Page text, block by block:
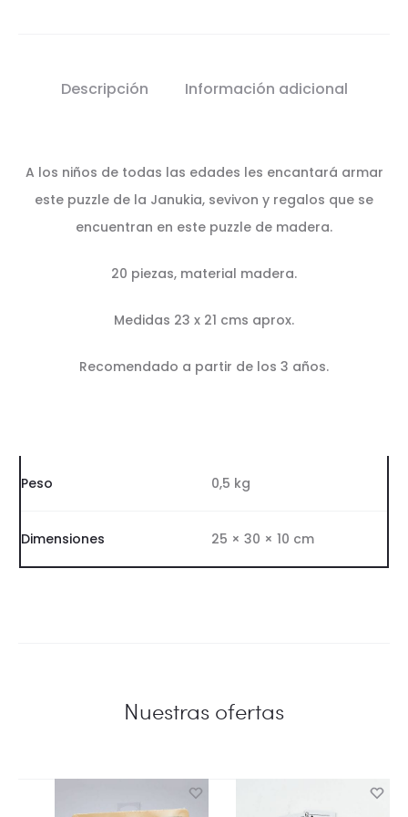
Descripción Información adicional
A los niños de todas las edades les encantará armar
este puzzle de la Janukia, sevivon y regalos que se
encuentran en este puzzle de madera.
20 piezas, material madera.
Medidas 23 x 21 cms aprox.
Recomendado a partir de los 3 años.
Peso 0,5 kg
Dimensiones 25 × 30 × 10 cm
Nuestras ofertas